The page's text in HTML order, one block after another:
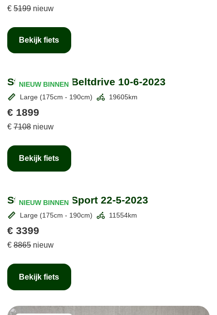
€ 5199 nieuw
Bekijk fiets
NIEUW BINNEN
Stromer ST2 Beltdrive 10-6-2023
Large (175cm - 190cm) 19605km
€ 1899
€ 7108 nieuw
Bekijk fiets
NIEUW BINNEN
Stromer ST3 Sport 22-5-2023
Large (175cm - 190cm) 11554km
€ 3399
€ 8865 nieuw
Bekijk fiets